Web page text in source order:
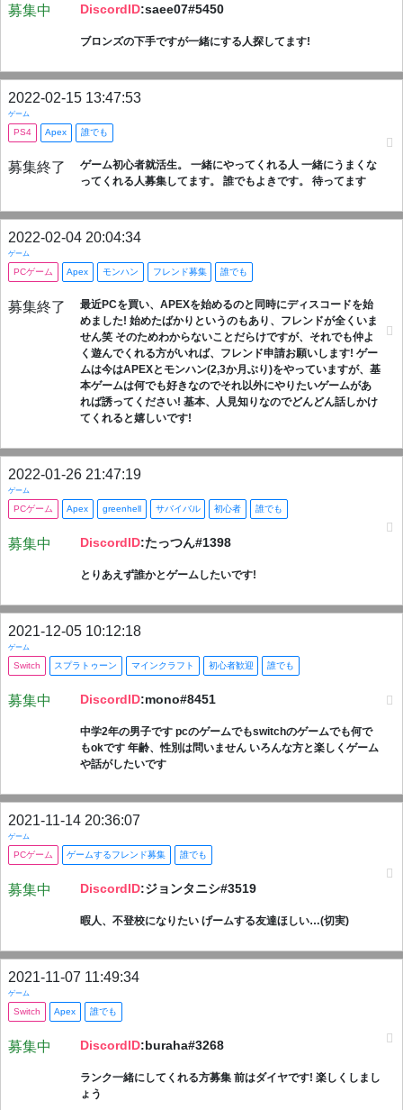
募集中 DiscordID:saee07#5450
ブロンズの下手ですが一緒にする人探してます!
2022-02-15 13:47:53
ゲーム
PS4 Apex 誰でも
募集終了
ゲーム初心者就活生。 一緒にやってくれる人 一緒にうまくな
ってくれる人募集してます。 誰でもよきです。 待ってます
2022-02-04 20:04:34
ゲーム
PCゲーム Apex モンハン フレンド募集 誰でも
募集終了
最近PCを買い、APEXを始めるのと同時にディスコードを始
めました! 始めたばかりというのもあり、フレンドが全くいま
せん笑 そのためわからないことだらけですが、それでも仲よ
く遊んでくれる方がいれば、フレンド申請お願いします! ゲー
ムは今はAPEXとモンハン(2,3か月ぶり)をやっていますが、基
本ゲームは何でも好きなのでそれ以外にやりたいゲームがあ
れば誘ってください! 基本、人見知りなのでどんどん話しかけ
てくれると嬉しいです!
2022-01-26 21:47:19
ゲーム
PCゲーム Apex greenhell サバイバル 初心者 誰でも
募集中 DiscordID:たっつん#1398
とりあえず誰かとゲームしたいです!
2021-12-05 10:12:18
ゲーム
Switch スプラトゥーン マインクラフト 初心者歓迎 誰でも
募集中 DiscordID:mono#8451
中学2年の男子です pcのゲームでもswitchのゲームでも何で
もokです 年齢、性別は問いません いろんな方と楽しくゲーム
や話がしたいです
2021-11-14 20:36:07
ゲーム
PCゲーム ゲームするフレンド募集 誰でも
募集中 DiscordID:ジョンタニシ#3519
暇人、不登校になりたい げームする友達ほしい…(切実)
2021-11-07 11:49:34
ゲーム
Switch Apex 誰でも
募集中 DiscordID:buraha#3268
ランク一緒にしてくれる方募集 前はダイヤです! 楽しくしまし
ょう